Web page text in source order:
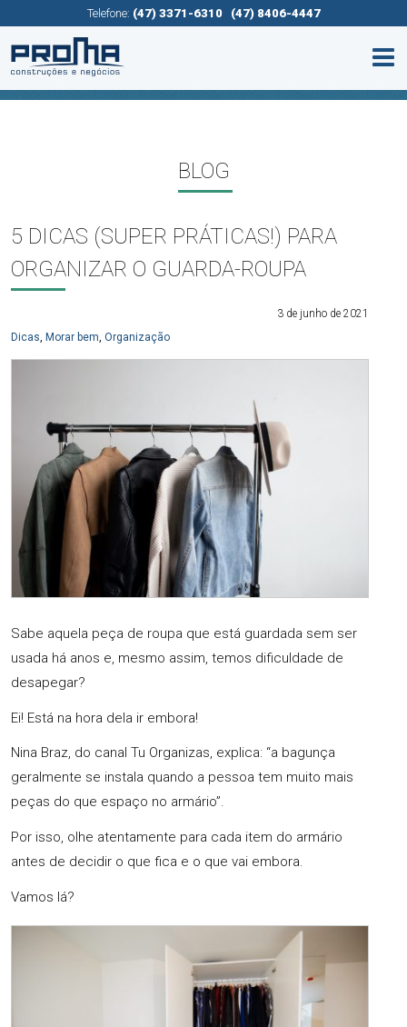
Telefone: (47) 3371-6310 (47) 8406-4447
BLOG
5 DICAS (SUPER PRÁTICAS!) PARA
ORGANIZAR O GUARDA-ROUPA
3 de junho de 2021
Dicas, Morar bem, Organização
Sabe aquela peça de roupa que está guardada sem ser
usada há anos e, mesmo assim, temos dificuldade de
desapegar?
Ei! Está na hora dela ir embora!
Nina Braz, do canal Tu Organizas, explica: “a bagunça
geralmente se instala quando a pessoa tem muito mais
peças do que espaço no armário”.
Por isso, olhe atentamente para cada item do armário
antes de decidir o que fica e o que vai embora.
Vamos lá?